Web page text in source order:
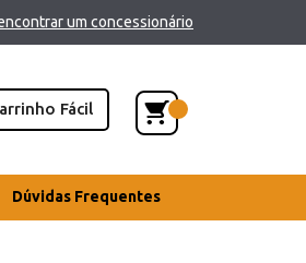
um concessionário
Fácil
Dúvidas Frequentes